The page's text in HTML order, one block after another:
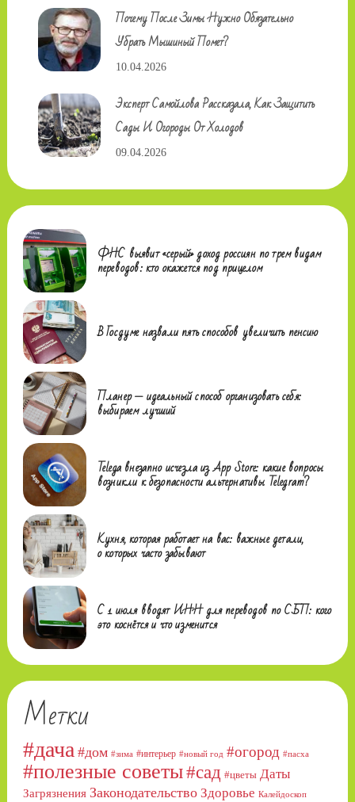
Почему После Зимы Нужно Обязательно
Убрать Мышиный Помет?
10.04.2026
Эксперт Самойлова Рассказала, Как Защитить
Сады И Огороды От Холодов
09.04.2026
ФНС выявит «серый» доход россиян по трем видам
переводов: кто окажется под прицелом
В Госдуме назвали пять способов увеличить пенсию
Планер — идеальный способ организовать себя:
выбираем лучший
Telega внезапно исчезла из App Store: какие вопросы
возникли к безопасности альтернативы Telegram?
Кухня, которая работает на вас: важные детали,
о которых часто забывают
С 1 июля вводят ИНН для переводов по СБП: кого
это коснётся и что изменится
Метки
#дача #дом #зима #интерьер #новый год #огород #пасха
#полезные советы#сад #цветы Даты
Загрязнения Законодательство Здоровье Калейдоскоп